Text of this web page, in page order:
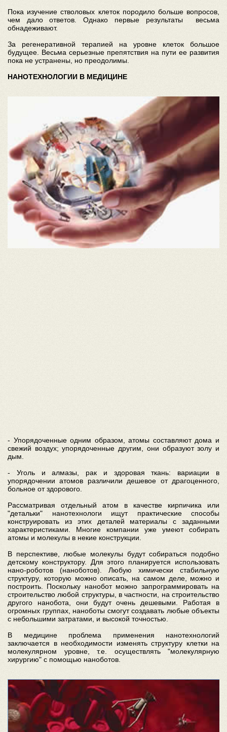
Пока изучение стволовых клеток породило больше вопросов,
чем дало ответов. Однако первые результаты весьма
обнадеживают.
За регенеративной терапией на уровне клеток большое
будущее. Весьма серьезные препятствия на пути ее развития
пока не устранены, но преодолимы.
НАНОТЕХНОЛОГИИ В МЕДИЦИНЕ
- Упорядоченные одним образом, атомы составляют дома и
свежий воздух; упорядоченные другим, они образуют золу и
дым.
- Уголь и алмазы, рак и здоровая ткань: вариации в
упорядочении атомов различили дешевое от драгоценного,
больное от здорового.
Рассматривая отдельный атом в качестве кирпичика или
"детальки" нанотехнологи ищут практические способы
конструировать из этих деталей материалы с заданными
характеристиками. Многие компании уже умеют собирать
атомы и молекулы в некие конструкции.
В перспективе, любые молекулы будут собираться подобно
детскому конструктору. Для этого планируется использовать
нано-роботов (наноботов). Любую химически стабильную
структуру, которую можно описать, на самом деле, можно и
построить. Поскольку нанобот можно запрограммировать на
строительство любой структуры, в частности, на строительство
другого нанобота, они будут очень дешевыми. Работая в
огромных группах, наноботы смогут создавать любые объекты
с небольшими затратами, и высокой точностью.
В медицине проблема применения нанотехнологий
заключается в необходимости изменять структуру клетки на
молекулярном уровне, т.е. осуществлять "молекулярную
хирургию" с помощью наноботов.